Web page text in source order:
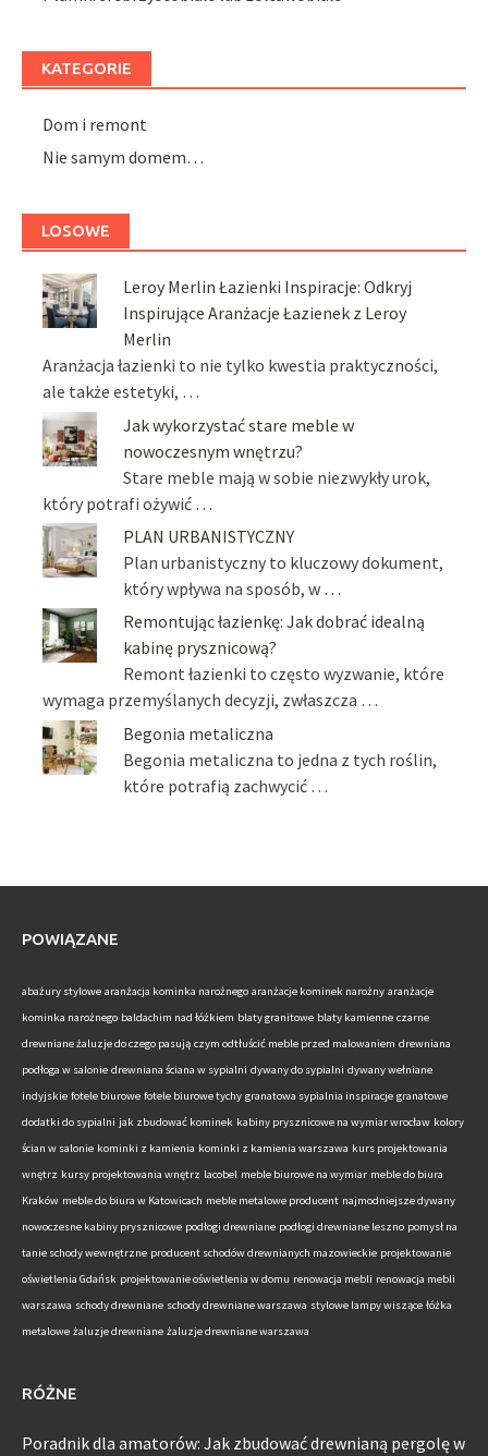
KATEGORIE
Dom i remont
Nie samym domem…
LOSOWE
Leroy Merlin Łazienki Inspiracje: Odkryj
Inspirujące Aranżacje Łazienek z Leroy
Merlin
Aranżacja łazienki to nie tylko kwestia praktyczności,
ale także estetyki, …
Jak wykorzystać stare meble w
nowoczesnym wnętrzu?
Stare meble mają w sobie niezwykły urok,
który potrafi ożywić …
PLAN URBANISTYCZNY
Plan urbanistyczny to kluczowy dokument,
który wpływa na sposób, w …
Remontując łazienkę: Jak dobrać idealną
kabinę prysznicową?
Remont łazienki to często wyzwanie, które
wymaga przemyślanych decyzji, zwłaszcza …
Begonia metaliczna
Begonia metaliczna to jedna z tych roślin,
które potrafią zachwycić …
POWIĄZANE
abażury stylowe aranżacja kominka narożnego aranżacje kominek narożny aranżacje
kominka narożnego baldachim nad łóżkiem blaty granitowe blaty kamienne czarne
drewniane żaluzje do czego pasują czym odtłuścić meble przed malowaniem drewniana
podłoga w salonie drewniana ściana w sypialni dywany do sypialni dywany wełniane
indyjskie fotele biurowe fotele biurowe tychy granatowa sypialnia inspiracje granatowe
dodatki do sypialni jak zbudować kominek kabiny prysznicowe na wymiar wrocław kolory
ścian w salonie kominki z kamienia kominki z kamienia warszawa kurs projektowania
wnętrz kursy projektowania wnętrz lacobel meble biurowe na wymiar meble do biura
Kraków meble do biura w Katowicach meble metalowe producent najmodniejsze dywany
nowoczesne kabiny prysznicowe podłogi drewniane podłogi drewniane leszno pomysł na
tanie schody wewnętrzne producent schodów drewnianych mazowieckie projektowanie
oświetlenia Gdańsk projektowanie oświetlenia w domu renowacja mebli renowacja mebli
warszawa schody drewniane schody drewniane warszawa stylowe lampy wiszące łóżka
metalowe żaluzje drewniane żaluzje drewniane warszawa
RÓŻNE
Poradnik dla amatorów: Jak zbudować drewnianą pergolę w